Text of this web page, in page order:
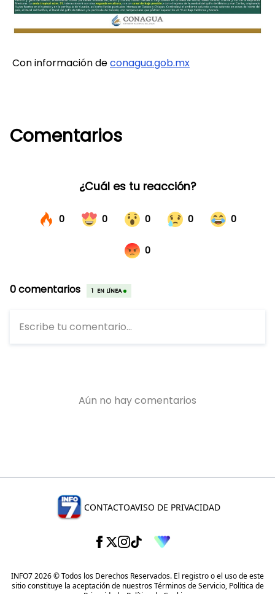
Con información deconagua.gob.mx
Comentarios
CONTACTOAVISO DE PRIVACIDAD
INFO7 2026 © Todos los Derechos Reservados. El registro o el uso de este
sitio constituye la aceptación de nuestrosTérminos de Servicio, Política de